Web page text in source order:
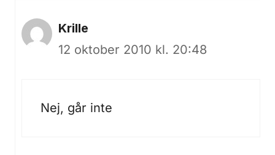
Krille
12 oktober 2010 kl. 20:48
Nej, går inte